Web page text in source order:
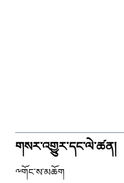
གསར་འགྱུར་དང་ལེ་ཚན།
༸གོང་ས་མཆོག